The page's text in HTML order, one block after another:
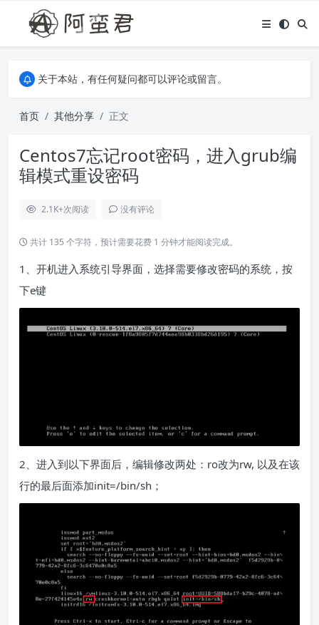
关于本站，有任何疑问都可以评论或留言。
关于本站，有任何疑问都可以评论或留言。
首页
其他分享 正文
Centos7忘记root密码，进入grub编
辑模式重设密码
2.1K+次阅读 没有评论
共计 135 个字符，预计需要花费 1 分钟才能阅读完成。
1、开机进入系统引导界面，选择需要修改密码的系统，按
下e键
2、进入到以下界面后，编辑修改两处：ro改为rw, 以及在该
行的最后面添加init=/bin/sh；